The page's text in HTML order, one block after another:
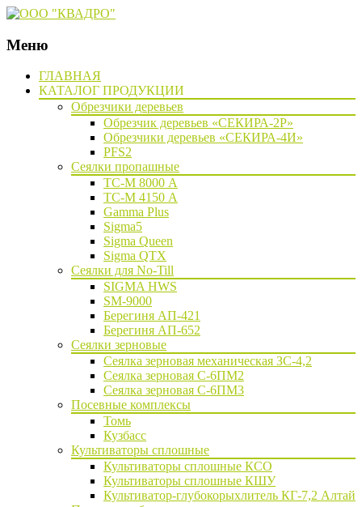
Меню
НаверхГЛАВНАЯ
КАТАЛОГ ПРОДУКЦИИ
Обрезчики деревьев
Обрезчик деревьев «СЕКИРА-2Р»
Обрезчики деревьев «СЕКИРА-4И»
PFS2
Сеялки пропашные
ТС-М 8000 А
ТС-М 4150 А
Gamma Plus
Sigma5
Sigma Queen
Sigma QTX
Сеялки для No-Till
SIGMA HWS
SM-9000
Берегиня АП-421
Берегиня АП-652
Сеялки зерновые
Сеялка зерновая механическая ЗС-4,2
Сеялка зерновая C-6ПМ2
Сеялка зерновая С-6ПМ3
Посевные комплексы
Томь
Кузбасс
Культиваторы сплошные
Культиваторы сплошные КСО
Культиваторы сплошные КШУ
Культиватор-глубокорыхлитель КГ-7,2 Алтай